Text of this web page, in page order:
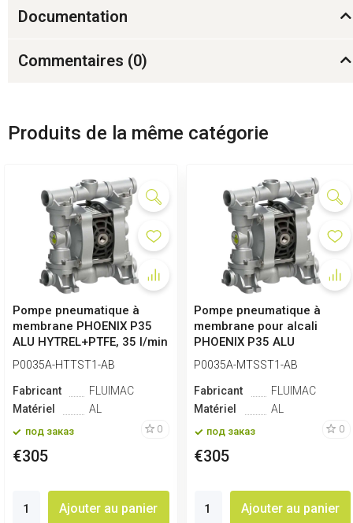
Documentation
Commentaires (0)
Produits de la même catégorie
Pompe pneumatique à
membrane PHOENIX P35
ALU HYTREL+PTFE, 35 l/min
pour prairie
P0035A-HTTST1-AB
Fabricant
FLUIMAC
Matériel
AL
под заказ 0
€305
Ajouter au panier
Pompe pneumatique à
membrane pour alcali
PHOENIX P35 ALU
SANTOPRENE+PTFE, 35 ...
P0035A-MTSST1-AB
Fabricant
FLUIMAC
Matériel
AL
под заказ 0
€305
Ajouter au panier